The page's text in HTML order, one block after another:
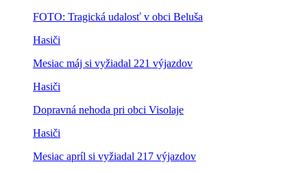
FOTO: Tragická udalosť v obci Beluša
Hasiči
Mesiac máj si vyžiadal 221 výjazdov
Hasiči
Dopravná nehoda pri obci Visolaje
Hasiči
Mesiac apríl si vyžiadal 217 výjazdov